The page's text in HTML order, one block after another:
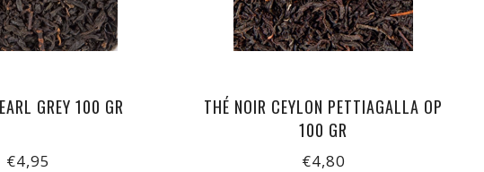
GREY 100 GR
€4,95
THÉ NOIR CEYLON PETTIAGALLA OP
100 GR
€4,80